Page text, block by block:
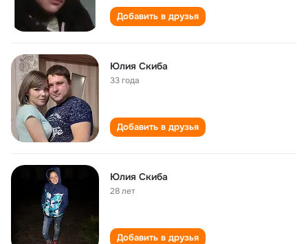
Добавить в друзья
Юлия Скиба
33 года
Добавить в друзья
Юлия Скиба
28 лет
Добавить в друзья